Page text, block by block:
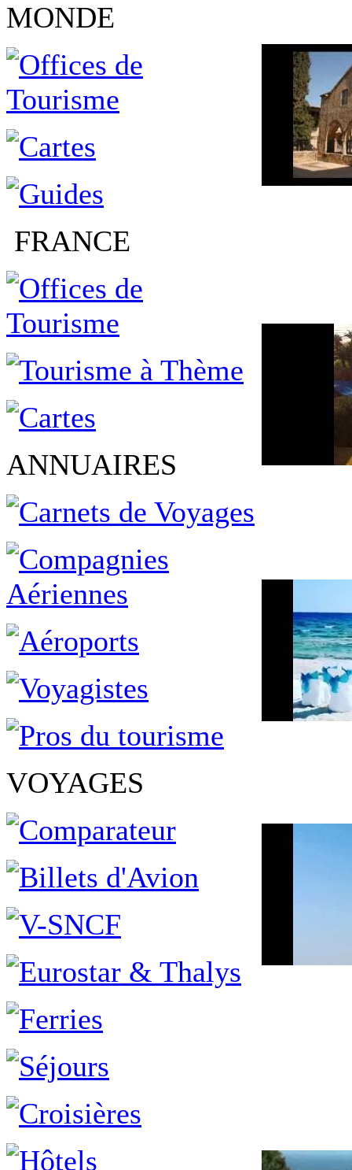
MONDE
FRANCE
ANNUAIRES
VOYAGES